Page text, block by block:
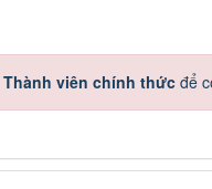
Thành viên chính thức để